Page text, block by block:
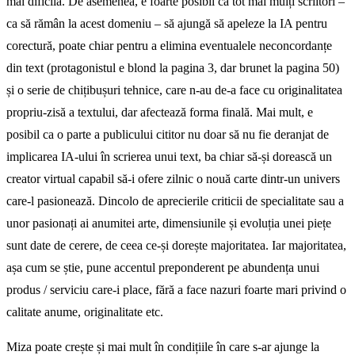
ca să rămân la acest domeniu – să ajungă să apeleze la IA pentru
corectură, poate chiar pentru a elimina eventualele neconcordanțe
din text (protagonistul e blond la pagina 3, dar brunet la pagina 50)
și o serie de chițibușuri tehnice, care n-au de-a face cu originalitatea
propriu-zisă a textului, dar afectează forma finală. Mai mult, e
posibil ca o parte a publicului cititor nu doar să nu fie deranjat de
implicarea IA-ului în scrierea unui text, ba chiar să-și dorească un
creator virtual capabil să-i ofere zilnic o nouă carte dintr-un univers
care-l pasionează. Dincolo de aprecierile criticii de specialitate sau a
unor pasionați ai anumitei arte, dimensiunile și evoluția unei piețe
sunt date de cerere, de ceea ce-și dorește majoritatea. Iar majoritatea,
așa cum se știe, pune accentul preponderent pe abundența unui
produs / serviciu care-i place, fără a face nazuri foarte mari privind o
calitate anume, originalitate etc.
Miza poate crește și mai mult în condițiile în care s-ar ajunge la